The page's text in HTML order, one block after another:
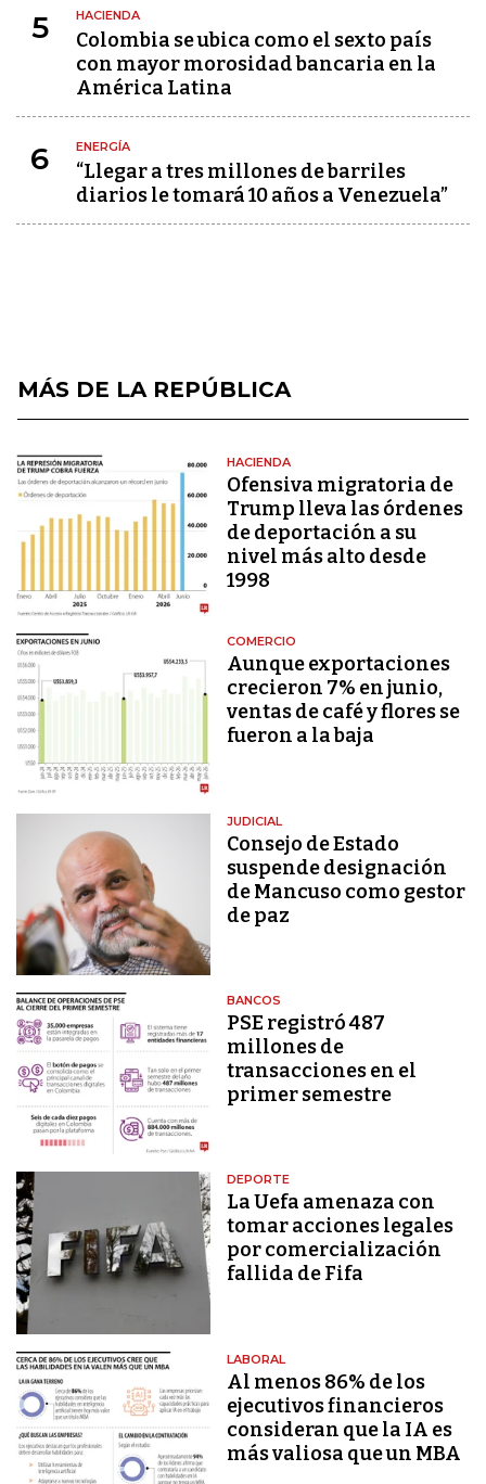
5 HACIENDA
Colombia se ubica como el sexto país
con mayor morosidad bancaria en la
América Latina
6 ENERGÍA
“Llegar a tres millones de barriles
diarios le tomará 10 años a Venezuela”
MÁS DE LA REPÚBLICA
HACIENDA
Ofensiva migratoria de
Trump lleva las órdenes
de deportación a su
nivel más alto desde
1998
COMERCIO
Aunque exportaciones
crecieron 7% en junio,
ventas de café y flores se
fueron a la baja
JUDICIAL
Consejo de Estado
suspende designación
de Mancuso como gestor
de paz
BANCOS
PSE registró 487
millones de
transacciones en el
primer semestre
DEPORTE
La Uefa amenaza con
tomar acciones legales
por comercialización
fallida de Fifa
LABORAL
Al menos 86% de los
ejecutivos financieros
consideran que la IA es
más valiosa que un MBA